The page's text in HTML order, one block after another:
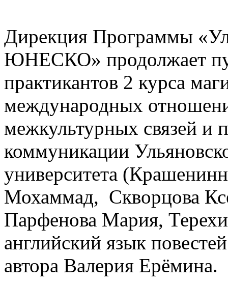
Дирекция Программы
ЮНЕСКО» продолжает
практикантов 2 курса
международных
межкультурных связей и
коммуникации
университета
Мохаммад, Скворцова
Парфенова Мария,
английский язык
автора Валерия Ерёмина.